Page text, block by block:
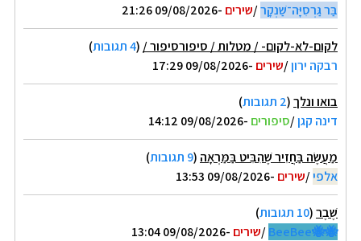
בַּר גַּרְסִיָּה־שַׁנְקָר/שירים -09/08/2026 21:26
לקום-לא-לקום- / מטלות / סיפורסיפור / (4 תגובות
)
רבקה ירון/שירים -09/08/2026 17:29
בואו ונלך(2 תגובות
)
דינה קגן/סיפורים -09/08/2026 14:12
מַעֲשֶׂה בַּחֲזִיר שֶׁהִבִּיט בַּמַּרְאָה (9 תגובות
)
אלפי/שירים -09/08/2026 13:53
שֶׁבֶר(10 תגובות
)
🐝🐝BeeBee
/שירים -09/08/2026 13:04